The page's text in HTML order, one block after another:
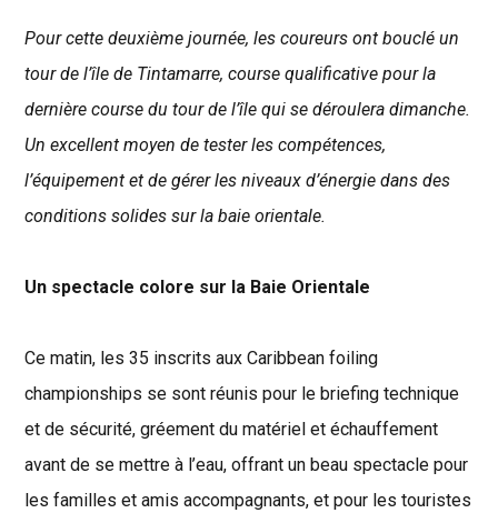
Pour cette deuxième journée, les coureurs ont bouclé un
tour de l’île de Tintamarre, course qualificative pour la
dernière course du tour de l’île qui se déroulera dimanche.
Un excellent moyen de tester les compétences,
l’équipement et de gérer les niveaux d’énergie dans des
conditions solides sur la baie orientale.
Un spectacle colore sur la Baie Orientale
Ce matin, les 35 inscrits aux Caribbean foiling
championships se sont réunis pour le briefing technique
et de sécurité, gréement du matériel et échauffement
avant de se mettre à l’eau, offrant un beau spectacle pour
les familles et amis accompagnants, et pour les touristes